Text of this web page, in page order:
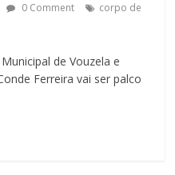
0 Comment
corpo de
de Vouzela e
Ferreira vai ser palco